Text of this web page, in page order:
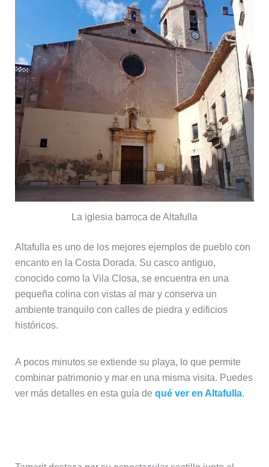
La iglesia barroca de Altafulla
Altafulla es uno de los mejores ejemplos de pueblo con
encanto en la Costa Dorada. Su casco antiguo,
conocido como la Vila Closa, se encuentra en una
pequeña colina con vistas al mar y conserva un
ambiente tranquilo con calles de piedra y edificios
históricos.
A pocos minutos se extiende su playa, lo que permite
combinar patrimonio y mar en una misma visita. Puedes
ver más detalles en esta guía de qué ver en Altafulla.